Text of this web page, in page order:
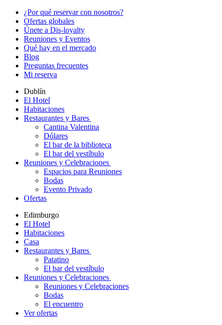
¿Por qué reservar con nosotros?
Ofertas globales
Únete a Dis-loyalty
Reuniones y Eventos
Qué hay en el mercado
Blog
Preguntas frecuentes
Mi reserva
Dublín
El Hotel
Habitaciones
Restaurantes y Bares
Cantina Valentina
Dólares
El bar de la biblioteca
El bar del vestíbulo
Reuniones y Celebraciones
Espacios para Reuniones
Bodas
Evento Privado
Ofertas
Edimburgo
El Hotel
Habitaciones
Casa
Restaurantes y Bares
Patatino
El bar del vestíbulo
Reuniones y Celebraciones
Reuniones y Celebraciones
Bodas
El encuentro
Ver ofertas